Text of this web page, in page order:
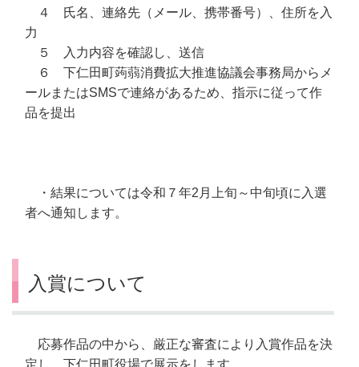
４ 氏名、連絡先（メール、携帯番号）、住所を入
力
５ 入力内容を確認し、送信
６ 下仁田町蒟蒻消費拡大推進協議会事務局からメ
ールまたはSMSで連絡があるため、指示に従って作
品を提出
・結果については令和７年2月上旬～中旬頃に入選
者へ通知します。
入賞について
応募作品の中から、厳正な審査により入賞作品を決
定し、下仁田町役場で展示をします。